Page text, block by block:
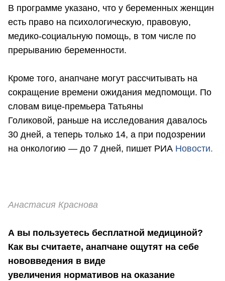
В программе указано, что у беременных женщин
есть право на психологическую, правовую,
медико-социальную помощь, в том числе по
прерыванию беременности.
Кроме того, анапчане могут рассчитывать на
сокращение времени ожидания медпомощи. По
словам вице-премьера Татьяны
Голиковой, раньше на исследования давалось
30 дней, а теперь только 14, а при подозрении
на онкологию — до 7 дней, пишет РИА Новости.
Анастасия Краснова
А вы пользуетесь бесплатной медициной?
Как вы считаете, анапчане ощутят на себе
нововведения в виде
увеличения нормативов на оказание